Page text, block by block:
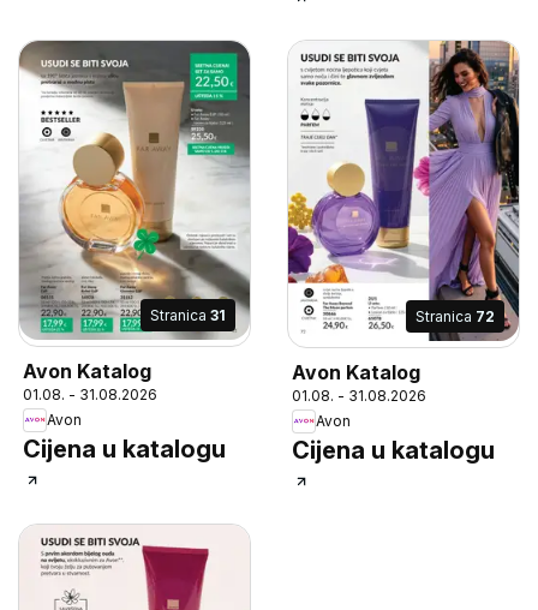
Stranica 31
Avon Katalog
01.08. - 31.08.2026
Avon
Cijena u katalogu
Stranica 72
Avon Katalog
01.08. - 31.08.2026
Avon
Cijena u katalogu